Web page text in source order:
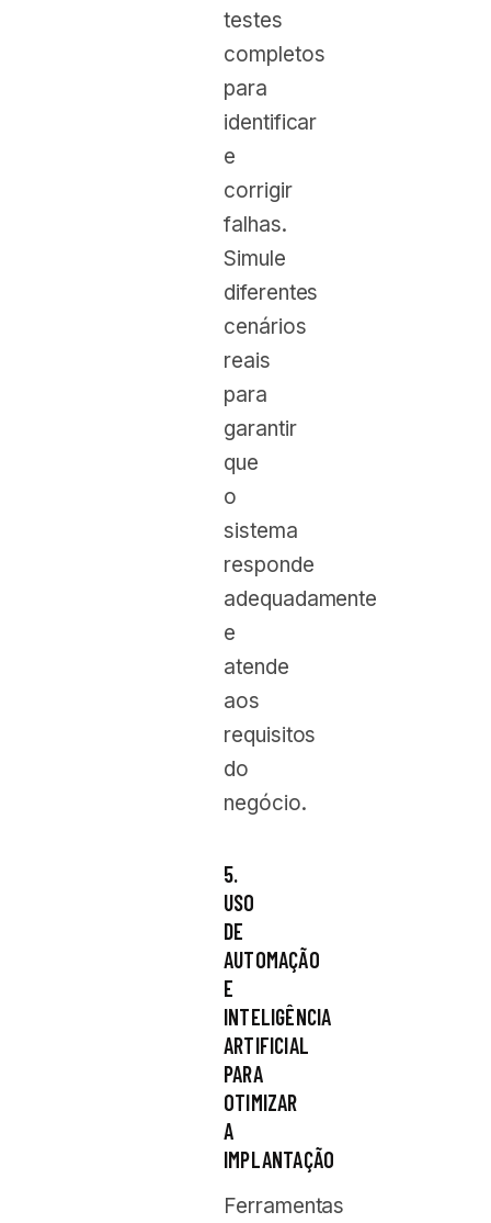
testes
completos
para
identificar
e
corrigir
falhas.
Simule
diferentes
cenários
reais
para
garantir
que
o
sistema
responde
adequadamente
e
atende
aos
requisitos
do
negócio.
5.
USO
DE
AUTOMAÇÃO
E
INTELIGÊNCIA
ARTIFICIAL
PARA
OTIMIZAR
A
IMPLANTAÇÃO
Ferramentas